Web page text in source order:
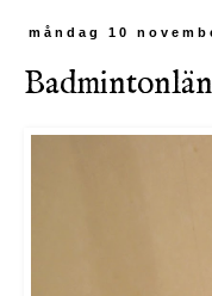
måndag 10